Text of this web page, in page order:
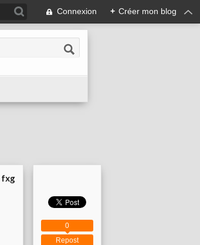
Connexion + Créer mon blog
fxg
Repost
0